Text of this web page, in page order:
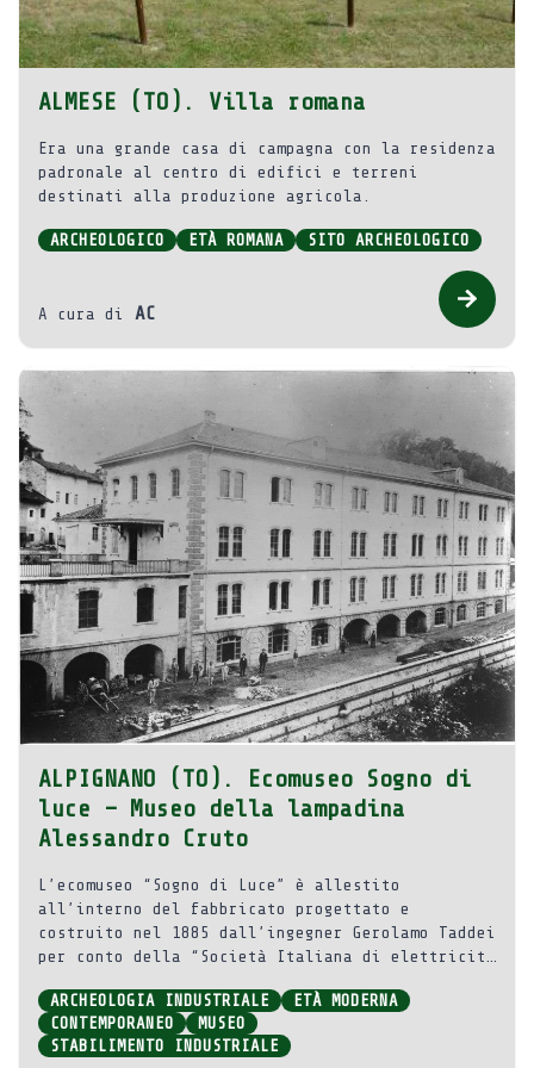
ALMESE (TO). Villa romana
Era una grande casa di campagna con la residenza
padronale al centro di edifici e terreni
destinati alla produzione agricola.
ARCHEOLOGICO ETÀ ROMANA SITO ARCHEOLOGICO
A cura di AC
ALPIGNANO (TO). Ecomuseo Sogno di
luce – Museo della lampadina
Alessandro Cruto
L’ecomuseo “Sogno di Luce” è allestito
all’interno del fabbricato progettato e
costruito nel 1885 dall’ingegner Gerolamo Taddei
per conto della “Società Italiana di elettricità
lampadine ad incandescenza.
ARCHEOLOGIA INDUSTRIALE
ETÀ MODERNA
CONTEMPORANEO
MUSEO
STABILIMENTO INDUSTRIALE